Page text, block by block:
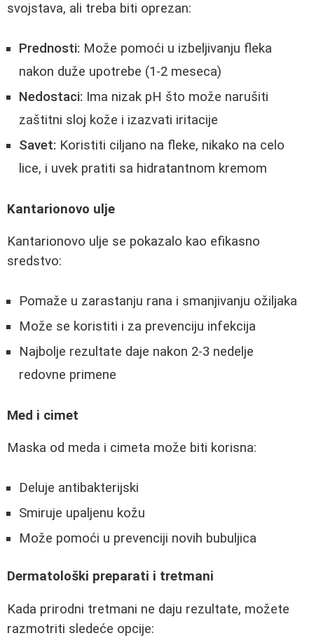
svojstava, ali treba biti oprezan:
Prednosti: Može pomoći u izbeljivanju fleka
nakon duže upotrebe (1-2 meseca)
Nedostaci: Ima nizak pH što može narušiti
zaštitni sloj kože i izazvati iritacije
Savet: Koristiti ciljano na fleke, nikako na celo
lice, i uvek pratiti sa hidratantnom kremom
Kantarionovo ulje
Kantarionovo ulje se pokazalo kao efikasno
sredstvo:
Pomaže u zarastanju rana i smanjivanju ožiljaka
Može se koristiti i za prevenciju infekcija
Najbolje rezultate daje nakon 2-3 nedelje
redovne primene
Med i cimet
Maska od meda i cimeta može biti korisna:
Deluje antibakterijski
Smiruje upaljenu kožu
Može pomoći u prevenciji novih bubuljica
Dermatološki preparati i tretmani
Kada prirodni tretmani ne daju rezultate, možete
razmotriti sledeće opcije: